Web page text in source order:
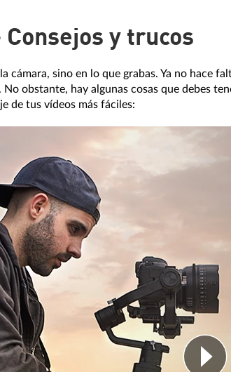
y trucos
cámara, sino en lo que grabas. Ya no hace
obstante, hay algunas cosas que debes
de tus vídeos más fáciles: